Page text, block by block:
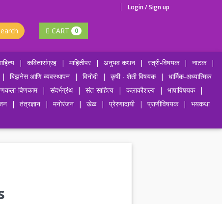
Login / Sign up
CART 0
| कवितासंग्रह | माहितीपर | अनुभव कथन | स्त्री-विषयक | नाटक
|
| बिझनेस आणि व्यवस्थापन | विनोदी | कृषी - शेती विषयक |
धार्मिक-अध्यात्मिक
विणकाम | संदर्भग्रंथ | संत-साहित्य | कलाकौशल्य | भाषाविषयक
|
| तंत्रज्ञान | मनोरंजन | खेळ | प्रेरणादायी | प्राणीविषयक |
भयकथा